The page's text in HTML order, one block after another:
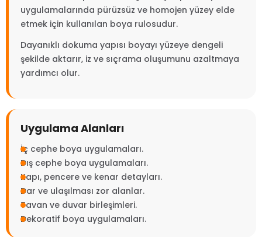
uygulamalarında pürüzsüz ve homojen yüzey elde
etmek için kullanılan boya rulosudur.
Dayanıklı dokuma yapısı boyayı yüzeye dengeli
şekilde aktarır, iz ve sıçrama oluşumunu azaltmaya
yardımcı olur.
Uygulama Alanları
İç cephe boya uygulamaları.
Dış cephe boya uygulamaları.
Kapı, pencere ve kenar detayları.
Dar ve ulaşılması zor alanlar.
Tavan ve duvar birleşimleri.
Dekoratif boya uygulamaları.